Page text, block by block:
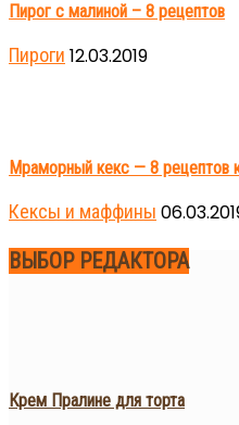
Пирог с малиной – 8 рецептов
Пироги 12.03.2019
Мраморный кекс — 8 рецептов
Кексы и маффины
ВЫБОР РЕДАКТОРА
Крем Пралине для торта